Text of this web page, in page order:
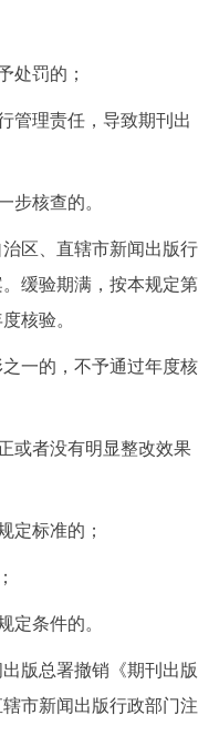
罚的；
理责任，导致期刊出
核查的。
区、直辖市新闻出版行
缓验期满，按本规定第
核验。
的，不予通过年度核
者没有明显整改效果
标准的；
条件的。
版总署撤销《期刊出版
市新闻出版行政部门注